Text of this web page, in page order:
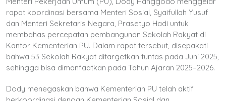
rapat koordinasi bersama Menteri Sosial, Syaifullah Yusuf
dan Menteri Sekretaris Negara, Prasetyo Hadi untuk
membahas percepatan pembangunan Sekolah Rakyat di
Kantor Kementerian PU. Dalam rapat tersebut, disepakati
bahwa 53 Sekolah Rakyat ditargetkan tuntas pada Juni 2025,
sehingga bisa dimanfaatkan pada Tahun Ajaran 2025–2026.
Dody menegaskan bahwa Kementerian PU telah aktif